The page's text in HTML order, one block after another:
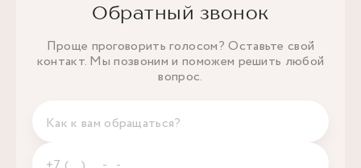
Обратный звонок
Проще проговорить голосом? Оставьте свой
контакт. Мы позвоним и поможем решить любой
вопрос.